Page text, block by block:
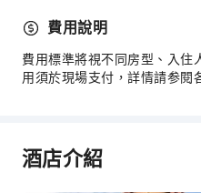
無障礙通道
費用說明
費用標準將視不同房型、入住
用須於現場支付，詳情請参閱
酒店介紹